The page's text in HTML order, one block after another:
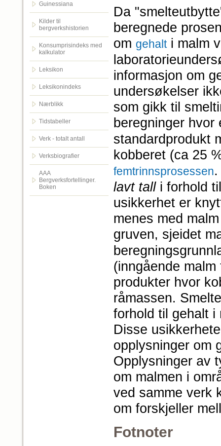
Guinessiana
Kilder til
bergverkshistorien
Konsumprisindeks med
kalkulator
Leksikon
Leksikonindeks
Nærblikk
Tidstabeller
Verk - totalt antall
Verksbiografier
AAA
Bergverksfortellinger.
Boken
Da
beregnede
om gehalti malm
informasjon om
undersøkelser
som gikk til
beregninger
standardprodukt
kobberet (ca 25
femtrinnsprosessen
lavt talli forhold
usikkerhet er
menes med
gruven, sjeidet
(inngående
produkter hvor
råmassen.
forhold til gehalt i
Disse
opplysninger om
Opplysninger av
om malmen i
ved samme verk
om forskjeller
Fotnoter